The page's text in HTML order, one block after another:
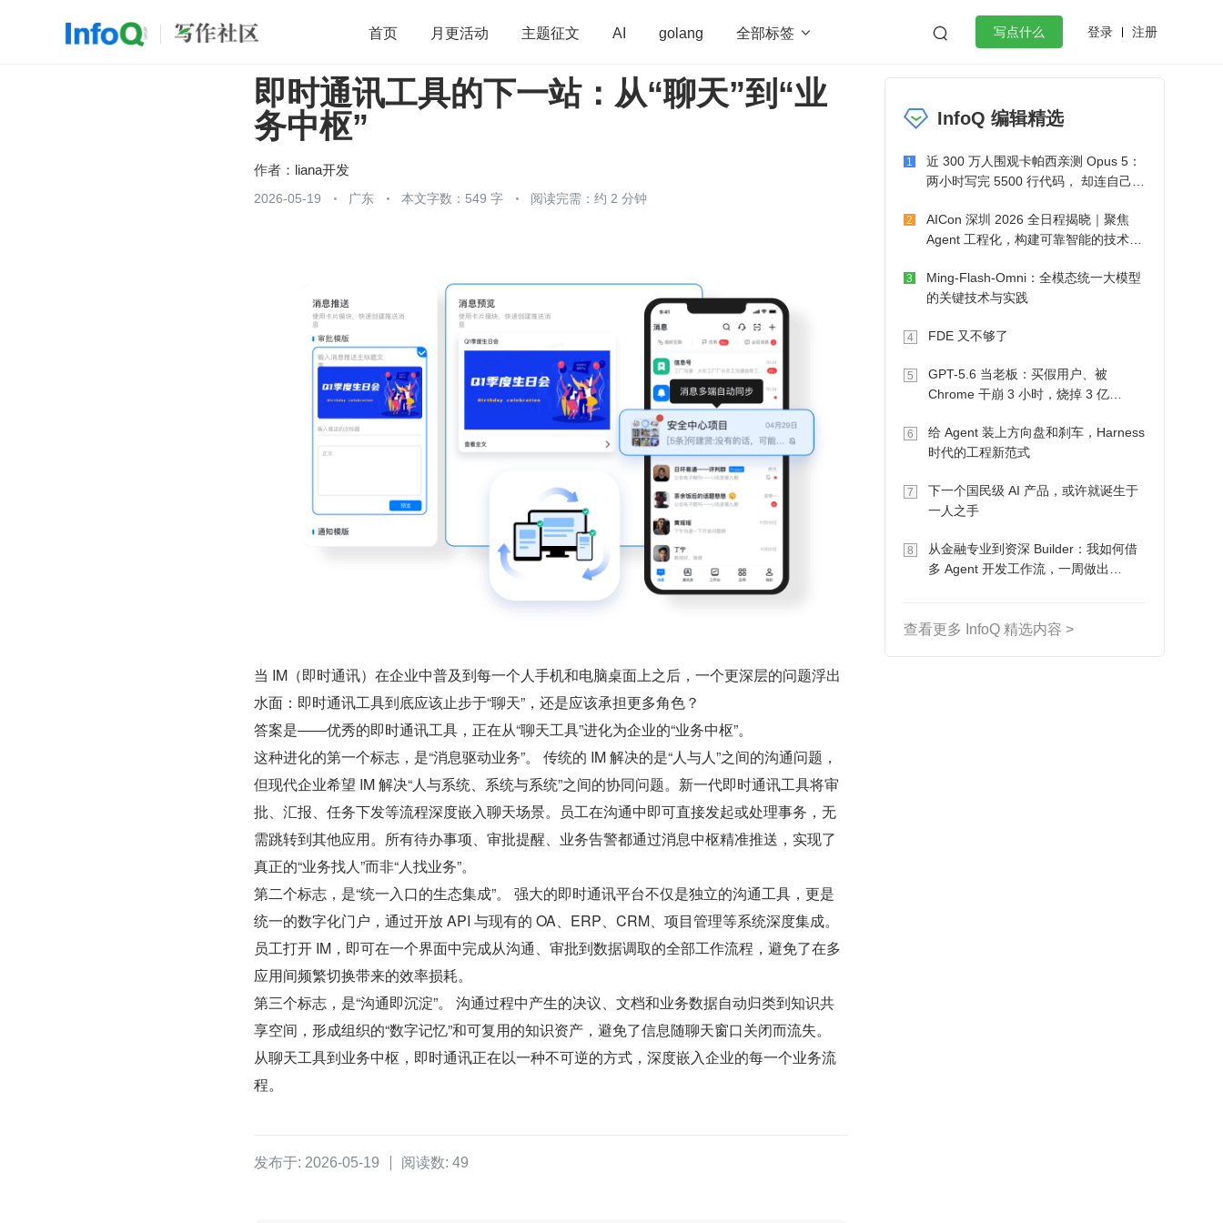
首页 月更活动 主题征文 AI golang 全部标签   写点什么 登录 注册
开源 架构 OpenHarmony 算法 学习方法 Web3.0 高效工作
团队管理 微服务架构 flutter
即时通讯工具的下一站：从“聊天”到“业
务中枢”
作者： liana开发
2026-05-19 广东 本文字数：549 字 阅读完需：约 2 分钟
当 IM（即时通讯）在企业中普及到每一个人手机和电脑桌面上之后，一个更深层的问题浮出
水面：即时通讯工具到底应该止步于“聊天”，还是应该承担更多角色？
答案是——优秀的即时通讯工具，正在从“聊天工具”进化为企业的“业务中枢”。
这种进化的第一个标志，是“消息驱动业务”。 传统的 IM 解决的是“人与人”之间的沟通问题，
但现代企业希望 IM 解决“人与系统、系统与系统”之间的协同问题。新一代即时通讯工具将审
批、汇报、任务下发等流程深度嵌入聊天场景。员工在沟通中即可直接发起或处理事务，无
需跳转到其他应用。所有待办事项、审批提醒、业务告警都通过消息中枢精准推送，实现了
真正的“业务找人”而非“人找业务”。
第二个标志，是“统一入口的生态集成”。 强大的即时通讯平台不仅是独立的沟通工具，更是
统一的数字化门户，通过开放 API 与现有的 OA、ERP、CRM、项目管理等系统深度集成。
员工打开 IM，即可在一个界面中完成从沟通、审批到数据调取的全部工作流程，避免了在多
应用间频繁切换带来的效率损耗。
第三个标志，是“沟通即沉淀”。 沟通过程中产生的决议、文档和业务数据自动归类到知识共
享空间，形成组织的“数字记忆”和可复用的知识资产，避免了信息随聊天窗口关闭而流失。
从聊天工具到业务中枢，即时通讯正在以一种不可逆的方式，深度嵌入企业的每一个业务流
程。
发布于: 2026-05-19 阅读数: 49
InfoQ 编辑精选
1
近 300 万人围观卡帕西亲测 Opus 5：
两小时写完 5500 行代码， 却连自己写
2
AICon 深圳 2026 全日程揭晓｜聚焦
Agent 工程化，构建可靠智能的技术路
3
Ming-Flash-Omni：全模态统一大模型
的关键技术与实践
4 FDE 又不够了
5
GPT-5.6 当老板：买假用户、被
Chrome 干崩 3 小时，烧掉 3 亿
6
给 Agent 装上方向盘和刹车，Harness
时代的工程新范式
7
下一个国民级 AI 产品，或许就诞生于
一人之手
8
从金融专业到资深 Builder：我如何借
多 Agent 开发工作流，一周做出
查看更多 InfoQ 精选内容 >